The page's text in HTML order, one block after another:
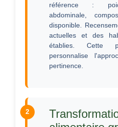
référence :
abdominale,
disponible.
actuelles et des
établies. Cette
personnalise
pertinence.